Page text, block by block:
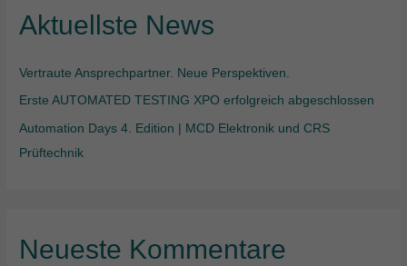
Aktuellste News
Vertraute Ansprechpartner. Neue Perspektiven.
Erste AUTOMATED TESTING XPO erfolgreich abgeschlossen
Automation Days 4. Edition | MCD Elektronik und CRS
Prüftechnik
Neueste Kommentare